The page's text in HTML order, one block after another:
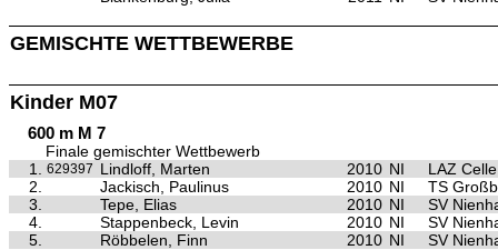
GEMISCHTE WETTBEWERBE
Kinder M07
600 m M 7
Finale gemischter Wettbewerb
1.
629397 Lindloff, Marten 2010 NI
LAZ Celle
2.
Jackisch, Paulinus 2010 NI
TS
3.
Tepe, Elias 2010 NI
SV
4.
Stappenbeck, Levin 2010 NI
SV
5.
Röbbelen, Finn 2010 NI SV